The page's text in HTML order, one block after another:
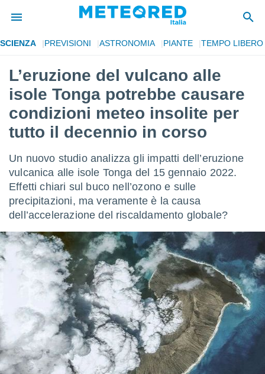
di
per
di
Web
i
ACCETTA
E
CONTINUA
SCIENZA PREVISIONI ASTRONOMIA PIANTE TEMPO LIBERO
L’eruzione del vulcano alle
isole Tonga potrebbe causare
condizioni meteo insolite per
tutto il decennio in corso
Un nuovo studio analizza gli impatti dell’eruzione
vulcanica alle isole Tonga del 15 gennaio 2022.
Effetti chiari sul buco nell’ozono e sulle
precipitazioni, ma veramente è la causa
dell’accelerazione del riscaldamento globale?